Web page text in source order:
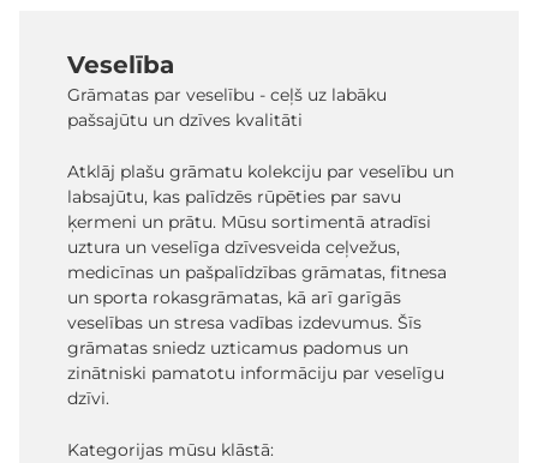
Veselība
Grāmatas par veselību - ceļš uz labāku
pašsajūtu un dzīves kvalitāti
Atklāj plašu grāmatu kolekciju par veselību un
labsajūtu, kas palīdzēs rūpēties par savu
ķermeni un prātu. Mūsu sortimentā atradīsi
uztura un veselīga dzīvesveida ceļvežus,
medicīnas un pašpalīdzības grāmatas, fitnesa
un sporta rokasgrāmatas, kā arī garīgās
veselības un stresa vadības izdevumus. Šīs
grāmatas sniedz uzticamus padomus un
zinātniski pamatotu informāciju par veselīgu
dzīvi.
Kategorijas mūsu klāstā: